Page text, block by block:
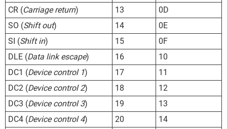
CR (Carriage return) 13
0D
SO (Shift out) 14
0E
SI (Shift in) 15
0F
DLE (Data link escape) 16
10
DC1 (Device control 1) 17
11
DC2 (Device control 2) 18
12
DC3 (Device control 3) 19
13
DC4 (Device control 4) 20
14